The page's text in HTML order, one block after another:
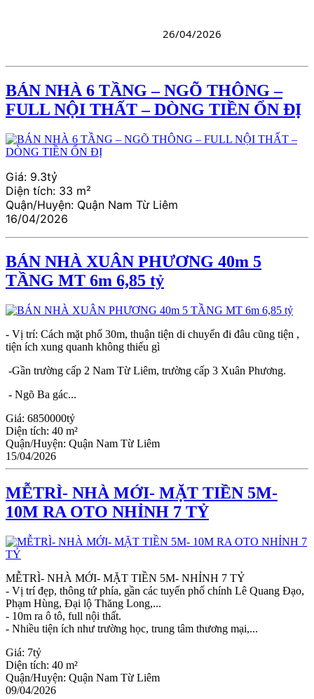
26/04/2026
BÁN NHÀ 6 TẦNG – NGÕ THÔNG –
FULL NỘI THẤT – DÒNG TIỀN ỔN ĐỊ
Giá: 9.3tỷ
Diện tích: 33 m²
Quận/Huyện: Quận Nam Từ Liêm
16/04/2026
BÁN NHÀ XUÂN PHƯƠNG 40m 5
TẦNG MT 6m 6,85 tỷ
- Vị trí: Cách mặt phố 30m, thuận tiện di chuyển đi đâu cũng tiện ,
tiện ích xung quanh không thiếu gì
-Gần trường cấp 2 Nam Từ Liêm, trường cấp 3 Xuân Phương.
- Ngõ Ba gác...
Giá: 6850000tỷ
Diện tích: 40 m²
Quận/Huyện: Quận Nam Từ Liêm
15/04/2026
MỄTRÌ- NHÀ MỚI- MẶT TIỀN 5M-
10M RA OTO NHỈNH 7 TỶ
MỄTRÌ- NHÀ MỚI- MẶT TIỀN 5M- NHỈNH 7 TỶ
- Vị trí đẹp, thông tứ phía, gần các tuyến phố chính Lê Quang Đạo,
Phạm Hùng, Đại lộ Thăng Long,...
- 10m ra ô tô, full nội thất.
- Nhiều tiện ích như trường học, trung tâm thương mại,...
Giá: 7tỷ
Diện tích: 40 m²
Quận/Huyện: Quận Nam Từ Liêm
09/04/2026